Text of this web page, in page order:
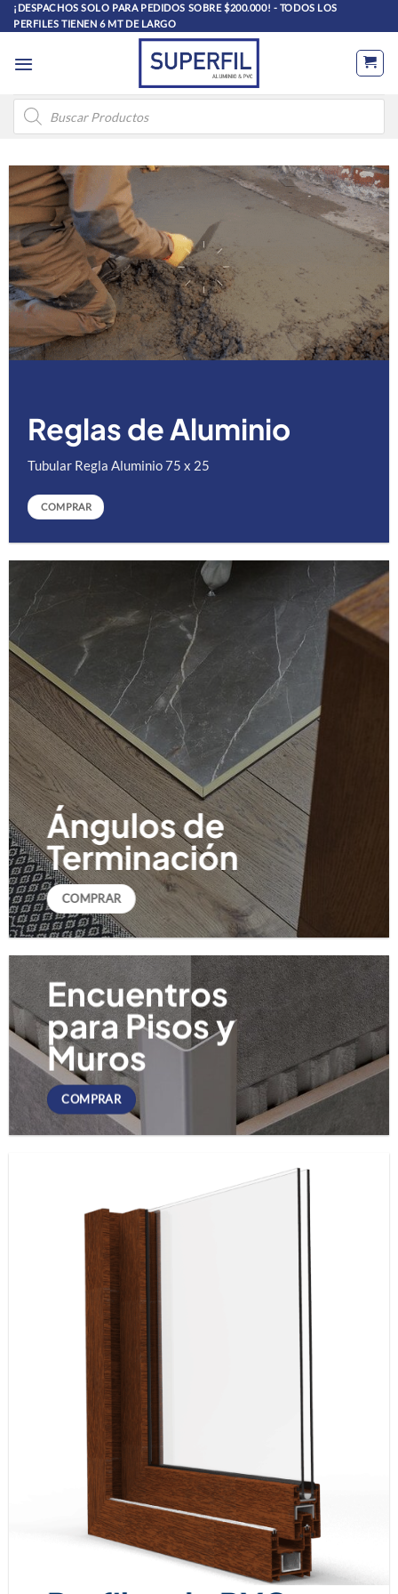
Saltar
al
¡DESPACHOS SOLO PARA PEDIDOS SOBRE $200.000! - TODOS LOS
PERFILES TIENEN 6 MT DE LARGO
Búsqueda
productos
Reglas de Aluminio
Tubular Regla Aluminio 75 x 25
COMPRAR
Ángulosde
Terminación
COMPRAR
Encuentros
para Pisos y
Muros
COMPRAR